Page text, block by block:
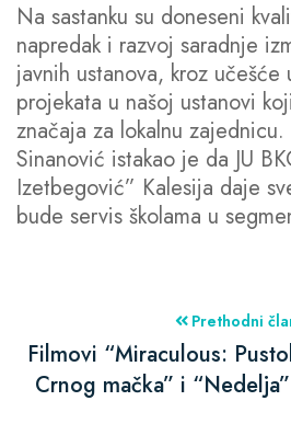
Na sastanku su doneseni
napredak i razvoj saradnje
javnih ustanova, kroz učešće
projekata u našoj ustanovi
značaja za lokalnu
Sinanović istakao je da JU
Izetbegović” Kalesija daje
bude servis školama u
Prethodni
Filmovi “Miraculous:
Crnog mačka” i